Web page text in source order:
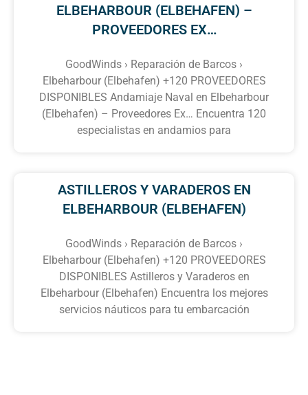
ELBEHARBOUR (ELBEHAFEN) –
PROVEEDORES EX…
GoodWinds › Reparación de Barcos ›
Elbeharbour (Elbehafen) +120 PROVEEDORES
DISPONIBLES Andamiaje Naval en Elbeharbour
(Elbehafen) – Proveedores Ex… Encuentra 120
especialistas en andamios para
ASTILLEROS Y VARADEROS EN
ELBEHARBOUR (ELBEHAFEN)
GoodWinds › Reparación de Barcos ›
Elbeharbour (Elbehafen) +120 PROVEEDORES
DISPONIBLES Astilleros y Varaderos en
Elbeharbour (Elbehafen) Encuentra los mejores
servicios náuticos para tu embarcación